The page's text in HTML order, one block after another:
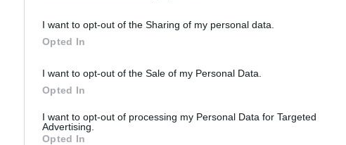
I want to opt-out of the Sharing of my personal data.
Opted In
I want to opt-out of the Sale of my Personal Data.
Opted In
I want to opt-out of processing my Personal Data for Targeted
Advertising.
Opted In